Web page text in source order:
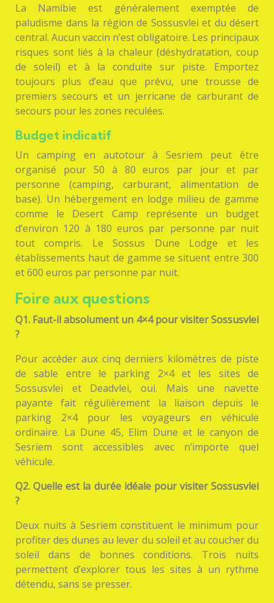
La Namibie est généralement exemptée de
paludisme dans la région de Sossusvlei et du désert
central. Aucun vaccin n’est obligatoire. Les principaux
risques sont liés à la chaleur (déshydratation, coup
de soleil) et à la conduite sur piste. Emportez
toujours plus d’eau que prévu, une trousse de
premiers secours et un jerricane de carburant de
secours pour les zones reculées.
Budget indicatif
Un camping en autotour à Sesriem peut être
organisé pour 50 à 80 euros par jour et par
personne (camping, carburant, alimentation de
base). Un hébergement en lodge milieu de gamme
comme le Desert Camp représente un budget
d’environ 120 à 180 euros par personne par nuit
tout compris. Le Sossus Dune Lodge et les
établissements haut de gamme se situent entre 300
et 600 euros par personne par nuit.
Foire aux questions
Q1. Faut-il absolument un 4×4 pour visiter Sossusvlei
?
Pour accéder aux cinq derniers kilomètres de piste
de sable entre le parking 2×4 et les sites de
Sossusvlei et Deadvlei, oui. Mais une navette
payante fait régulièrement la liaison depuis le
parking 2×4 pour les voyageurs en véhicule
ordinaire. La Dune 45, Elim Dune et le canyon de
Sesriem sont accessibles avec n’importe quel
véhicule.
Q2. Quelle est la durée idéale pour visiter Sossusvlei
?
Deux nuits à Sesriem constituent le minimum pour
profiter des dunes au lever du soleil et au coucher du
soleil dans de bonnes conditions. Trois nuits
permettent d’explorer tous les sites à un rythme
détendu, sans se presser.